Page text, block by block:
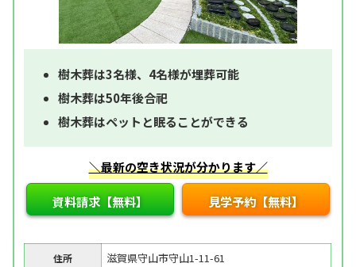
樹木葬は3名様、4名様が埋葬可能
樹木葬は50年後合祀
樹木葬はペットと眠ることができる
＼最新の空き状況が分かります／
資料請求【無料】 見学予約【無料】
住所 滋賀県守山市守山1-11-61